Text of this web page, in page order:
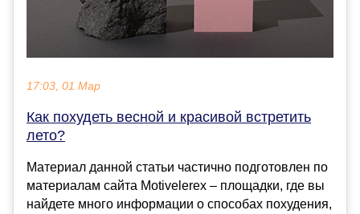
17:03, 01 Мар
Как похудеть весной и красивой встретить
лето?
Материал данной статьи частично подготовлен по
материалам сайта Motivelerex – площадки, где вы
найдете много информации о способах похудения,